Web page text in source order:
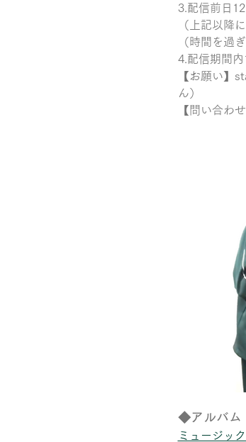
3.配信前日
（上記以降
（時間を過
4.配信期間
【お願い】
ん）
【問い合わ
◆アルバム
ミュージッ